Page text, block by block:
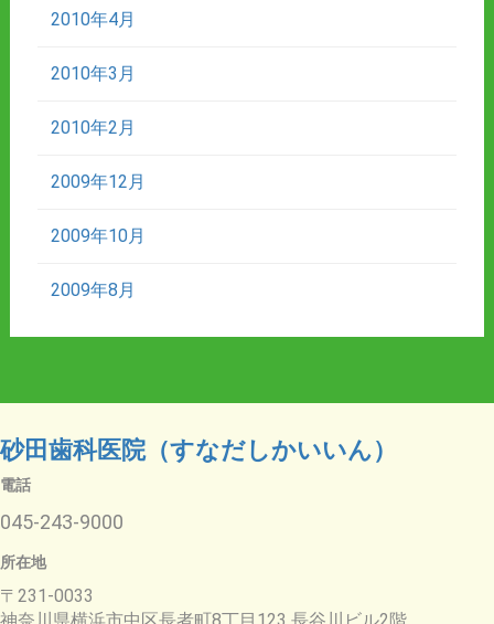
2010年4月
2010年3月
2010年2月
2009年12月
2009年10月
2009年8月
砂田歯科医院（すなだしかいいん）
電話
045-243-9000
所在地
〒231-0033